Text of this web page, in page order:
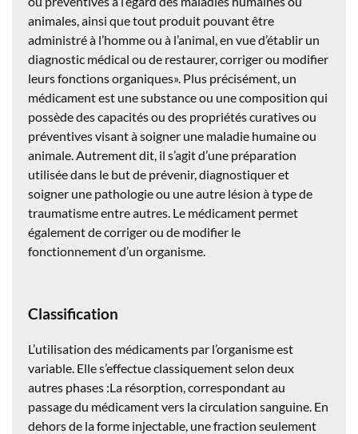
animales, ainsi que tout produit pouvant être
administré à l’homme ou à l’animal, en vue d’établir un
diagnostic médical ou de restaurer, corriger ou modifier
leurs fonctions organiques». Plus précisément, un
médicament est une substance ou une composition qui
possède des capacités ou des propriétés curatives ou
préventives visant à soigner une maladie humaine ou
animale. Autrement dit, il s’agit d’une préparation
utilisée dans le but de prévenir, diagnostiquer et
soigner une pathologie ou une autre lésion à type de
traumatisme entre autres. Le médicament permet
également de corriger ou de modifier le
fonctionnement d’un organisme.
Classification
L’utilisation des médicaments par l’organisme est
variable. Elle s’effectue classiquement selon deux
autres phases :La résorption, correspondant au
passage du médicament vers la circulation sanguine. En
dehors de la forme injectable, une fraction seulement